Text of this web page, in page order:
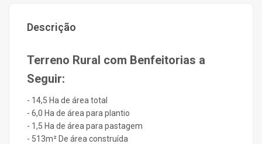
Descrição
Terreno Rural com Benfeitorias a
Seguir:
- 14,5 Ha de área total
- 6,0 Ha de área para plantio
- 1,5 Ha de área para pastagem
- 513m² De área construída